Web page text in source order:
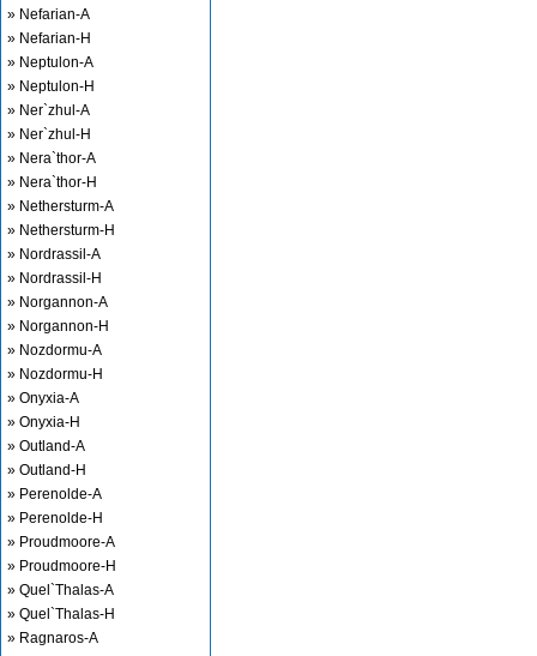
» Nefarian-A
» Nefarian-H
» Neptulon-A
» Neptulon-H
» Ner`zhul-A
» Ner`zhul-H
» Nera`thor-A
» Nera`thor-H
» Nethersturm-A
» Nethersturm-H
» Nordrassil-A
» Nordrassil-H
» Norgannon-A
» Norgannon-H
» Nozdormu-A
» Nozdormu-H
» Onyxia-A
» Onyxia-H
» Outland-A
» Outland-H
» Perenolde-A
» Perenolde-H
» Proudmoore-A
» Proudmoore-H
» Quel`Thalas-A
» Quel`Thalas-H
» Ragnaros-A